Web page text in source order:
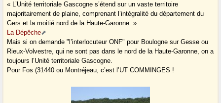
« L’Unité territoriale Gascogne s’étend sur un vaste territoire
majoritairement de plaine, comprenant l’intégralité du département du
Gers et la moitié nord de la Haute-Garonne. »
La Dépêche
Mais si on demande "l’interlocuteur ONF" pour Boulogne sur Gesse ou
Rieux-Volvestre, qui ne sont pas dans le nord de la Haute-Garonne, on a
toujours l’Unité territoriale Gascogne.
Pour Fos (31440 ou Montréjeau, c’est l’UT COMMINGES !